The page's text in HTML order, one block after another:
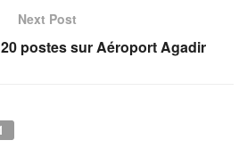
Next Post
postes sur Aéroport Agadir